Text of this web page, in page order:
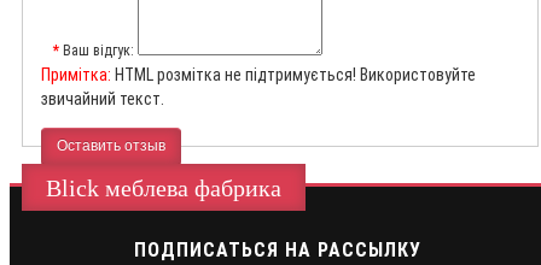
Ваш відгук:
Примітка: HTML розмітка не підтримується! Використовуйте
звичайний текст.
Оставить отзыв
Blick меблева фабрика
ПОДПИСАТЬСЯ НА РАССЫЛКУ